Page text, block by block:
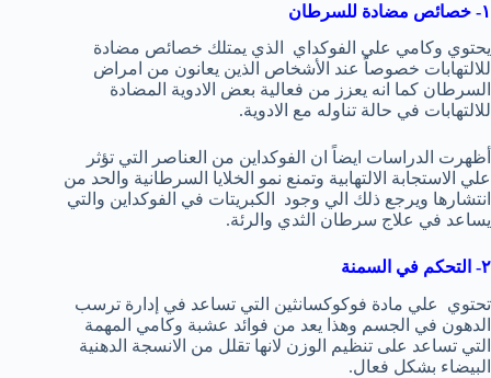
١- خصائص مضادة للسرطان
يحتوي وكامي علي الفوكداي الذي يمتلك خصائص مضادة
للالتهابات خصوصاً عند الأشخاص الذين يعانون من امراض
السرطان كما انه يعزز من فعالية بعض الادوية المضادة
للالتهابات في حالة تناوله مع الادوية.
أظهرت الدراسات ايضاً ان الفوكداين من العناصر التي تؤثر
علي الاستجابة الالتهابية وتمنع نمو الخلايا السرطانية والحد من
انتشارها ويرجع ذلك الي وجود الكبريتات في الفوكداين والتي
يساعد في علاج سرطان الثدي والرئة.
٢- التحكم في السمنة
تحتوي علي مادة فوكوكسانثين التي تساعد في إدارة ترسب
الدهون في الجسم وهذا يعد من فوائد عشبة وكامي المهمة
التي تساعد على تنظيم الوزن لانها تقلل من الانسجة الدهنية
البيضاء بشكل فعال.